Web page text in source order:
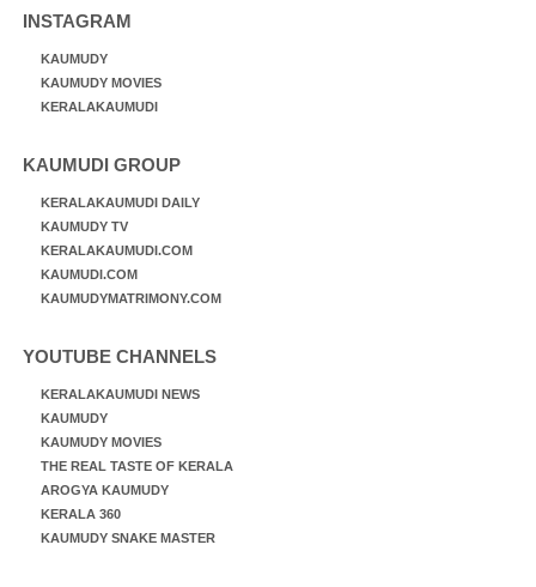
INSTAGRAM
KAUMUDY
KAUMUDY MOVIES
KERALAKAUMUDI
KAUMUDI GROUP
KERALAKAUMUDI DAILY
KAUMUDY TV
KERALAKAUMUDI.COM
KAUMUDI.COM
KAUMUDYMATRIMONY.COM
YOUTUBE CHANNELS
KERALAKAUMUDI NEWS
KAUMUDY
KAUMUDY MOVIES
THE REAL TASTE OF KERALA
AROGYA KAUMUDY
KERALA 360
KAUMUDY SNAKE MASTER